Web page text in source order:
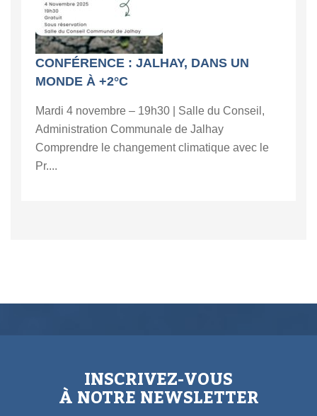
CONFÉRENCE : JALHAY, DANS UN
MONDE À +2°C
Mardi 4 novembre – 19h30 | Salle du Conseil,
Administration Communale de Jalhay
Comprendre le changement climatique avec le
Pr....
INSCRIVEZ-VOUS
À NOTRE NEWSLETTER